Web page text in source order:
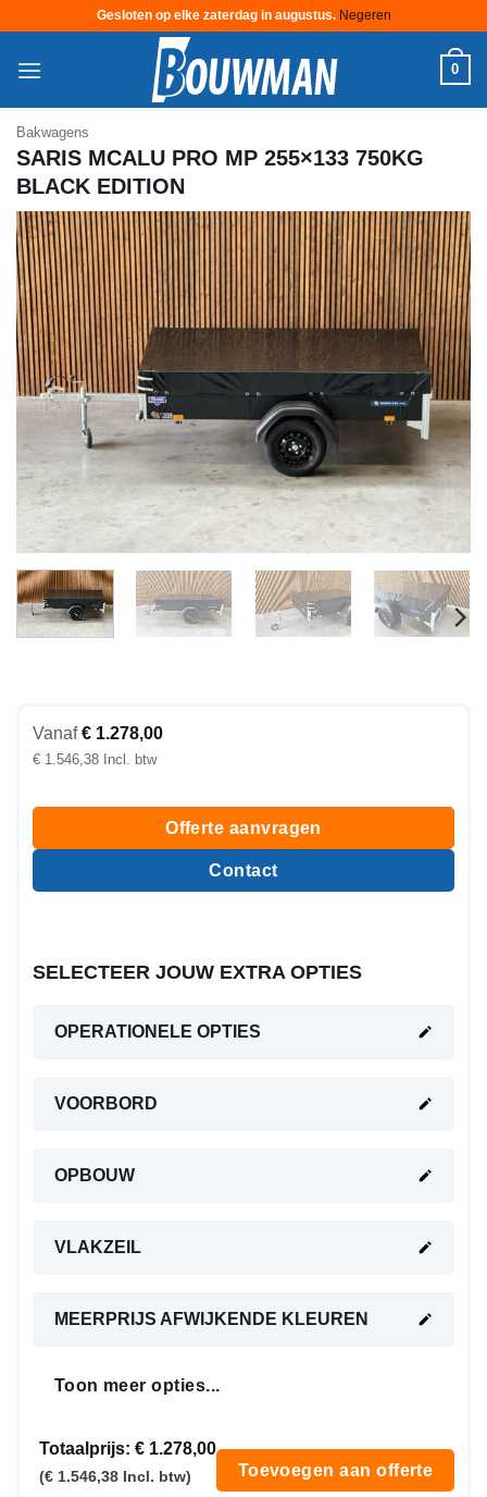
Gesloten op elke zaterdag in augustus. Negeren
naar
0
Bakwagens
SARIS MCALU PRO MP 255×133 750KG
BLACK EDITION
Vanaf€ 1.278,00
€ 1.546,38
Offerte aanvragen
Contact
SELECTEER JOUW EXTRA OPTIES
OPERATIONELE OPTIES
VOORBORD
OPBOUW
VLAKZEIL
MEERPRIJS AFWIJKENDE KLEUREN
Toon meer opties...
Totaalprijs: € 1.278,00
(€ 1.546,38 Incl. btw) Toevoegen aan offerte